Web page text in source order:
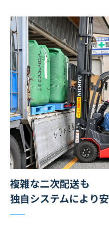
複雑な二次配送も
独自システムにより